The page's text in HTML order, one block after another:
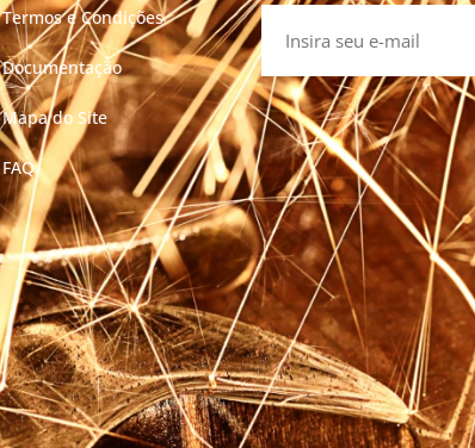
Termos e Condições
Documentação
Mapa do Site
FAQ